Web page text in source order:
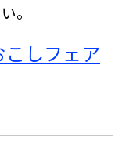
。
しフェア